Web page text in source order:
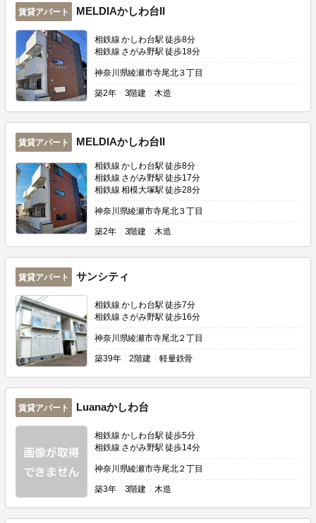
賃貸アパート MELDIAかしわ台II
相鉄線 かしわ台駅 徒歩8分
相鉄線 さがみ野駅 徒歩18分
神奈川県綾瀬市寺尾北３丁目
築2年 3階建 木造
賃貸アパート MELDIAかしわ台II
相鉄線 かしわ台駅 徒歩8分
相鉄線 さがみ野駅 徒歩17分
相鉄線 相模大塚駅 徒歩28分
神奈川県綾瀬市寺尾北３丁目
築2年 3階建 木造
賃貸アパート サンシティ
相鉄線 かしわ台駅 徒歩7分
相鉄線 さがみ野駅 徒歩16分
神奈川県綾瀬市寺尾北２丁目
築39年 2階建 軽量鉄骨
賃貸アパート Luanaかしわ台
相鉄線 かしわ台駅 徒歩5分
相鉄線 さがみ野駅 徒歩14分
神奈川県綾瀬市寺尾北２丁目
築3年 3階建 木造